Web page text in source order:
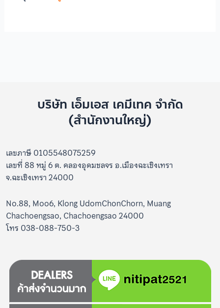
บริษัท เอ็มเอส เคมีเทค จำกัด
(สำนักงานใหญ่)
เลขภาษี 0105548075259
เลขที่ 88 หมู่ 6 ต. คลองอุดมชลจร อ.เมืองฉะเชิงเทรา
จ.ฉะเชิงเทรา 24000
No.88, Moo6, Klong UdomChonChorn, Muang
Chachoengsao, Chachoengsao 24000
โทร 038-088-750-3